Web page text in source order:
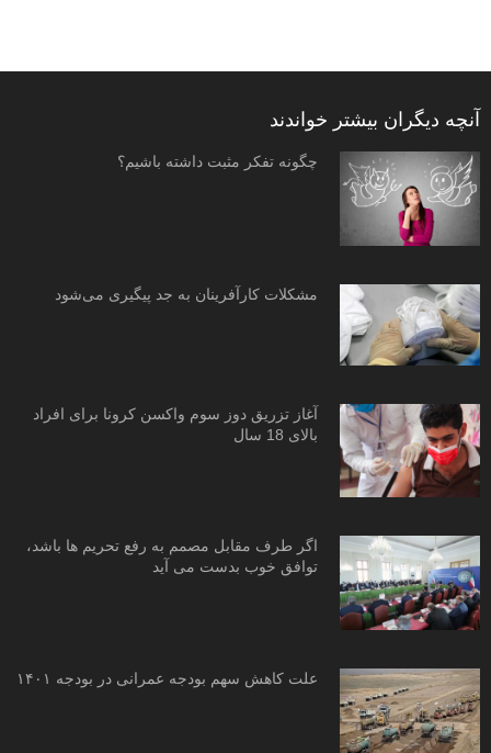
آنچه دیگران بیشتر خواندند
چگونه تفکر مثبت داشته باشیم؟
مشکلات کارآفرینان به جد پیگیری می‌شود
آغاز تزریق دوز سوم واکسن کرونا برای افراد
بالای 18 سال
اگر طرف مقابل مصمم به رفع تحریم ها باشد،
توافق خوب بدست می آید
علت کاهش سهم بودجه عمرانی در بودجه ۱۴۰۱